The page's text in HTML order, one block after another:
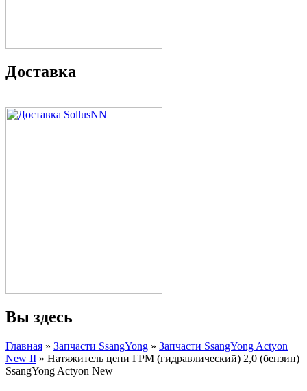
Доставка
Вы здесь
Главная » Запчасти SsangYong » Запчасти SsangYong Actyon
New II » Натяжитель цепи ГРМ (гидравлический) 2,0 (бензин)
SsangYong Actyon New